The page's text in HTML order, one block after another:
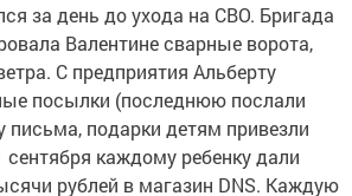
за день до ухода на СВО. Бригада
Валентине сварные ворота,
С предприятия Альберту
посылки (последнюю послали
письма, подарки детям привезли
каждому ребенку дали
рублей в магазин DNS. Каждую